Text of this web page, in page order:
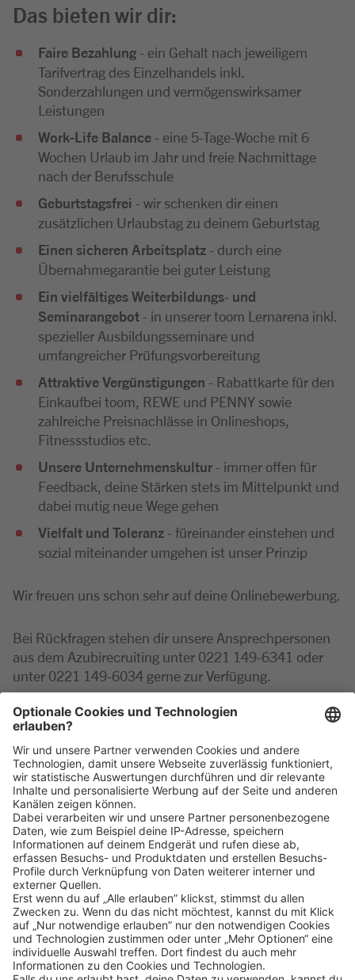
Das bieten wir dir:
Faire Bezahlung - ein Gehalt nach jeweiligem
Tarifvertrag des Einzelhandels inkl.
Sonderzahlungen und vermögenswirksamer
Leistungen
Work-Life Balance - eine 5-Tage-Woche mit 6
Wochen Urlaub im Jahr und freie Nachmittage
nach der Berufsschule
Geburtstagsfrei - wir schenken dir einen
zusätzlichen Urlaubstag zu deinem Geburtstag
Einen sicheren Arbeitsplatz - durch eine
Übernahmegarantie bei guter Leistung
Ein vielfältiges Weiterbildungs- und
Seminarangebot - in unserer toom Lernarena inkl.
spezieller Ausbildungsseminare und
umfangreicher Prüfungsvorbereitung
Attraktive Vergünstigungen - Rabattkarte für den
Einkaufbei toom, REWE und PENNY sowie
zahlreiche Preisnachlässe in Onlineshops,
Fitnessstudios etc.
Unsere Unternehmenskultur - immer offen für
Feedback, deine Stärken stets im Mittelpunkt und
dabei mutig neue Wege gehen
Vielfalt und Toleranz - füreinander einstehen und
sozial miteinander umgehen ist unser Prinzip
Wir freuen uns schon sehr auf deine Onlinebewerbung.
Bei Rückfragen stehen dir unsere Ansprechpersonen
aus dem Azubirecruiting unter 0221 149-6341 oder
unter 0221 149-6034 gerne zur Verfügung.
PS: Übrigens findet die Ausbildung zum toomworker
natürlich im Rahmen unserer Ladenöffnungszeiten
statt.
Klickehier, um alle offenen Jobs zu sehen.
Impressum Datenschutz
Privatsphäre-Einstellungen
FAQ
Veranstaltungen